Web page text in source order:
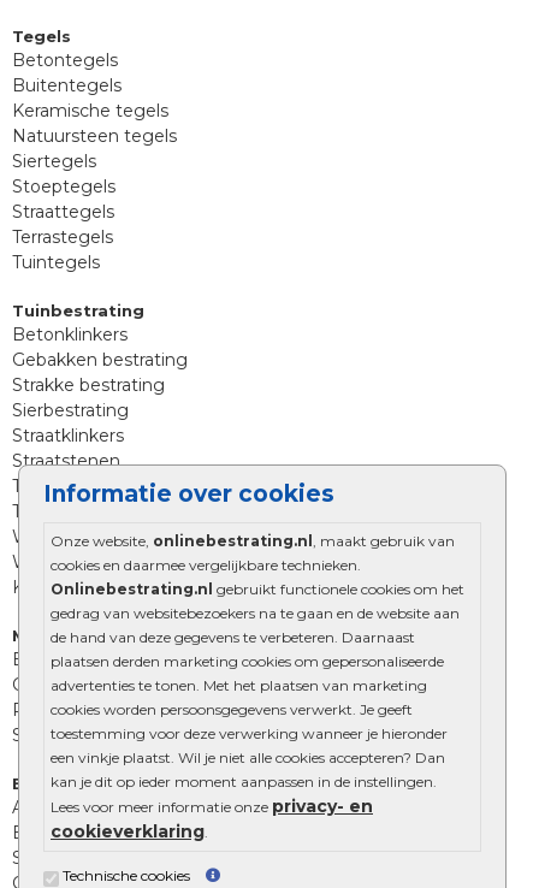
Informatie over cookies
Onze website, onlinebestrating.nl
, maakt gebruik van
cookies en daarmee vergelijkbare technieken.
Onlinebestrating.nl gebruikt functionele cookies om het
gedrag van websitebezoekers na te gaan en de website aan
de hand van deze gegevens te verbeteren. Daarnaast
plaatsen derden marketing cookies om gepersonaliseerde
advertenties te tonen. Met het plaatsen van marketing
cookies worden persoonsgegevens verwerkt. Je geeft
toestemming voor deze verwerking wanneer je hieronder
een vinkje plaatst. Wil je niet alle cookies accepteren? Dan
kan je dit op ieder moment aanpassen in de instellingen.
Lees voor meer informatie onze privacy- en
cookieverklaring
Technische cookies
Tegels
Betontegels
Buitentegels
Keramische tegels
Natuursteen tegels
Siertegels
Stoeptegels
Straattegels
Terrastegels
Tuintegels
Tuinbestrating
Betonklinkers
Gebakken bestrating
Strakke bestrating
Sierbestrating
Straatklinkers
Straatstenen
Trommelstenen
Tuinstenen
Waalformaat
Wildverband bestrating
Kingstones
Muurelementen
Betonbielzen
Opsluitbanden
Palissades
Stapelblokken
Extra benodigdheden
Afwatering en diversen
Beplantings en betonelementen
Split, grind en zand